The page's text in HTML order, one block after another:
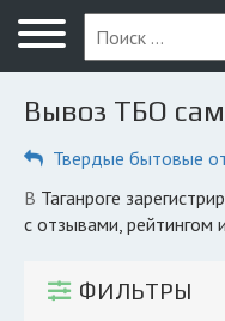
Главная
Вопрос юристу
Таганрог
Экоблог
Вывоз ТБО
Твердые бытовые
в Таганроге зарегистрированы 3 компании по вывозу ТБО
с отзывами, рейтингом
ФИЛЬТРЫ